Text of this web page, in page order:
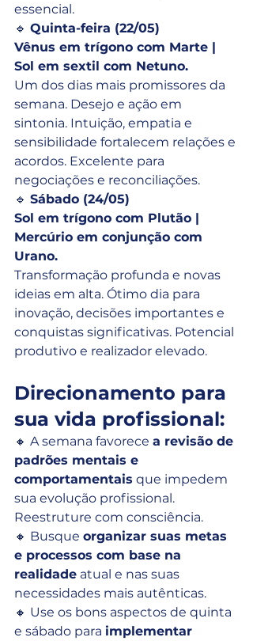
essencial.
🔹 Quinta-feira (22/05)
Vênus em trígono com Marte |
Sol em sextil com Netuno.
Um dos dias mais promissores da
semana. Desejo e ação em
sintonia. Intuição, empatia e
sensibilidade fortalecem relações e
acordos. Excelente para
negociações e reconciliações.
🔹 Sábado (24/05)
Sol em trígono com Plutão |
Mercúrio em conjunção com
Urano.
Transformação profunda e novas
ideias em alta. Ótimo dia para
inovação, decisões importantes e
conquistas significativas. Potencial
produtivo e realizador elevado.
Direcionamento para
sua vida profissional:
🔸 A semana favorece a revisão de
padrões mentais e
comportamentais que impedem
sua evolução profissional.
Reestruture com consciência.
🔸 Busque organizar suas metas
e processos com base na
realidade atual e nas suas
necessidades mais autênticas.
🔸 Use os bons aspectos de quinta
e sábado para implementar